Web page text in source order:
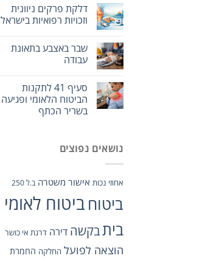
דלקת פרקים ניוונית
וזכויות רפואיות בישראל
שבר באצבע בתאונת
עבודה
סעיף 41 לתקנות
הביטוח הלאומי ופגיעה
בשריר הכתף
נושאים נפוצים
אחוזי נכות אישור משטרה ב.ל 250
ביטוחביטוח לאומי
ביתבקשה דירה דרגת אי כושר
הוצאה לפועל החלקה החמרת